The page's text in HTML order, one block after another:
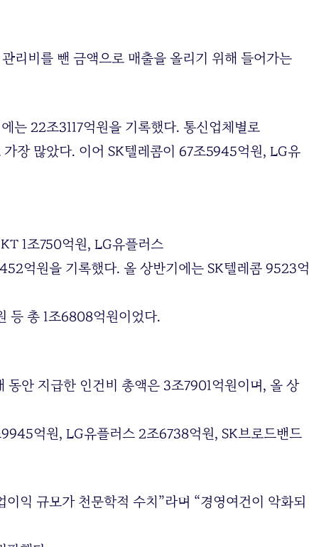
리비를 뺀 금액으로 매출을 올리기 위해 들어가는
는 22조3117억원을 기록했다. 통신업체별로
장 많았다. 이어 SK텔레콤이 67조5945억원, LG유
1조750억원, LG유플러스
억원을 기록했다. 올 상반기에는 SK텔레콤 9523억
등 총 1조6808억원이었다.
안 지급한 인건비 총액은 3조7901억원이며, 올 상
억원, LG유플러스 2조6738억원, SK브로드밴드
익 규모가 천문학적 수치”라며 “경영여건이 악화되